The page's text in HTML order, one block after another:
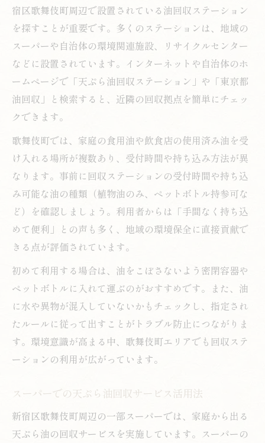
宿区歌舞伎町周辺で設置されている油回収ステーション
を探すことが重要です。多くのステーションは、地域の
スーパーや自治体の環境関連施設、リサイクルセンター
などに設置されています。インターネットや自治体のホ
ームページで「天ぷら油回収ステーション」や「東京都
油回収」と検索すると、近隣の回収拠点を簡単にチェッ
クできます。
歌舞伎町では、家庭の食用油や飲食店の使用済み油を受
け入れる場所が複数あり、受付時間や持ち込み方法が異
なります。事前に回収ステーションの受付時間や持ち込
み可能な油の種類（植物油のみ、ペットボトル持参可な
ど）を確認しましょう。利用者からは「手間なく持ち込
めて便利」との声も多く、地域の環境保全に直接貢献で
きる点が評価されています。
初めて利用する場合は、油をこぼさないよう密閉容器や
ペットボトルに入れて運ぶのがおすすめです。また、油
に水や異物が混入していないかもチェックし、指定され
たルールに従って出すことがトラブル防止につながりま
す。環境意識が高まる中、歌舞伎町エリアでも回収ステ
ーションの利用が広がっています。
スーパーでの天ぷら油回収サービス活用法
新宿区歌舞伎町周辺の一部スーパーでは、家庭から出る
天ぷら油の回収サービスを実施しています。スーパーの